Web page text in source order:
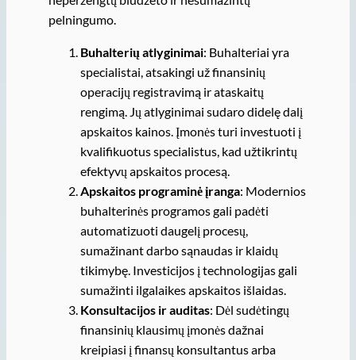
pelningumo.
Buhalterių atlyginimai: Buhalteriai yra
specialistai, atsakingi už finansinių
operacijų registravimą ir ataskaitų
rengimą. Jų atlyginimai sudaro didelę dalį
apskaitos kainos. Įmonės turi investuoti į
kvalifikuotus specialistus, kad užtikrintų
efektyvų apskaitos procesą.
Apskaitos programinė įranga: Modernios
buhalterinės programos gali padėti
automatizuoti daugelį procesų,
sumažinant darbo sąnaudas ir klaidų
tikimybę. Investicijos į technologijas gali
sumažinti ilgalaikes apskaitos išlaidas.
Konsultacijos ir auditas: Dėl sudėtingų
finansinių klausimų įmonės dažnai
kreipiasi į finansų konsultantus arba